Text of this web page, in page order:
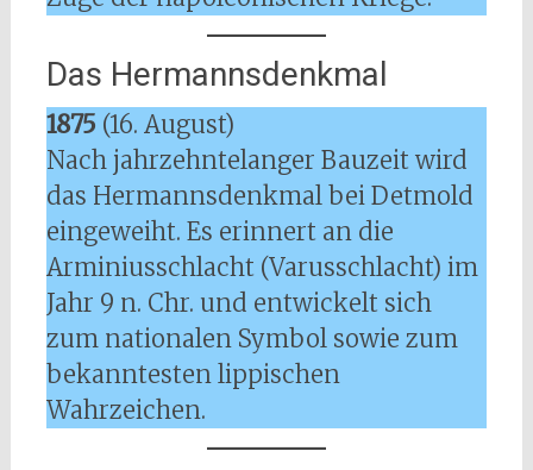
Das Hermannsdenkmal
1875 (16. August)
Nach jahrzehntelanger Bauzeit wird
das Hermannsdenkmal bei Detmold
eingeweiht. Es erinnert an die
Arminiusschlacht (Varusschlacht) im
Jahr 9 n. Chr. und entwickelt sich
zum nationalen Symbol sowie zum
bekanntesten lippischen
Wahrzeichen.